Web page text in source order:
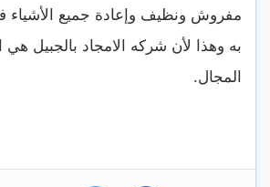
مفروش ونظيف وإعادة جميع الأشياء
به وهذا لأن شركه الامجاد بالجبيل هي
المجال.